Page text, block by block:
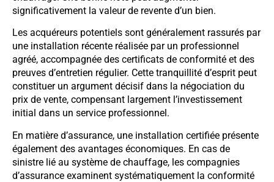
significativement la valeur de revente d’un bien.
Les acquéreurs potentiels sont généralement rassurés par
une installation récente réalisée par un professionnel
agréé, accompagnée des certificats de conformité et des
preuves d’entretien régulier. Cette tranquillité d’esprit peut
constituer un argument décisif dans la négociation du
prix de vente, compensant largement l’investissement
initial dans un service professionnel.
En matière d’assurance, une installation certifiée présente
également des avantages économiques. En cas de
sinistre lié au système de chauffage, les compagnies
d’assurance examinent systématiquement la conformité